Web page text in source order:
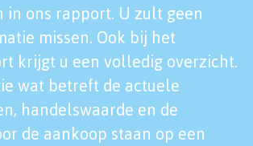
in ons rapport. U zult geen
missen. Ook bij het
krijgt u een volledig overzicht.
wat betreft de actuele
handelswaarde en de
de aankoop staan op een